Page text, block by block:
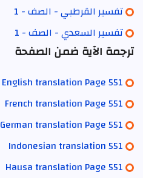
تفسير القرطبي - الصف - 1
تفسير السعدي - الصف - 1
ترجمة الآية ضمن الصفحة
English translation Page 551
French translation Page 551
German translation Page 551
Indonesian translation 551
Hausa translation Page 551